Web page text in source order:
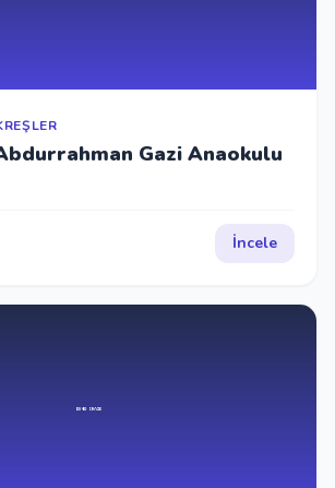
Gazi Anaokulu
İncele